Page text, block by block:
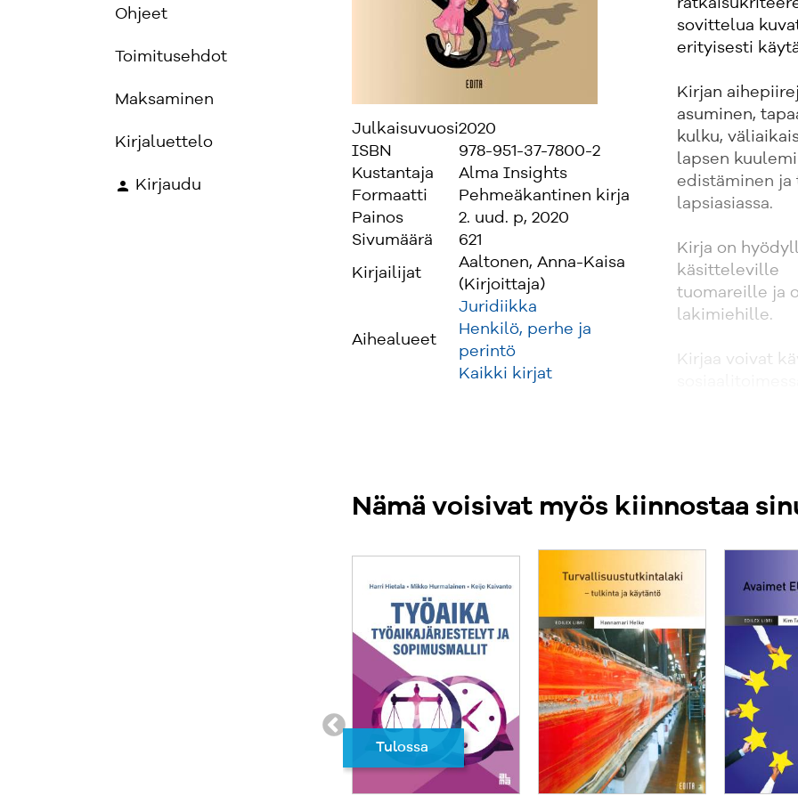
Ohjeet
Toimitusehdot
Maksaminen
Kirjaluettelo
Kirjaudu
Julkaisuvuosi2020
ISBN
978-951-37-7800-2
Kustantaja
Alma Insights
Formaatti
Pehmeäkantinen kirja
Painos
2. uud. p, 2020
Sivumäärä
621
Kirjailijat
Aaltonen, Anna-Kaisa
(Kirjoittaja)
Aihealueet
Juridiikka
Henkilö, perhe ja
perintö
Kaikki kirjat
sovittelua
erityisesti
Kirjan
asuminen,
kulku,
lapsen
edistäminen ja
lapsiasiassa.
Kirja on
käsitteleville
tuomareille ja
lakimiehille.
Kirjaa voivat
tiedekuntiin.
laajat
Kirjan
ollut myös
Tuomareiden
myös
Nämä voisivat myös kiinnostaa
Tulossa